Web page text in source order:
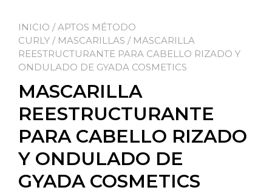
INICIO /APTOS MÉTODO
CURLY / MASCARILLAS / MASCARILLA
REESTRUCTURANTE PARA CABELLO RIZADO Y
ONDULADO DE GYADA COSMETICS
MASCARILLA
REESTRUCTURANTE
PARA CABELLO RIZADO
Y ONDULADO DE
GYADA COSMETICS